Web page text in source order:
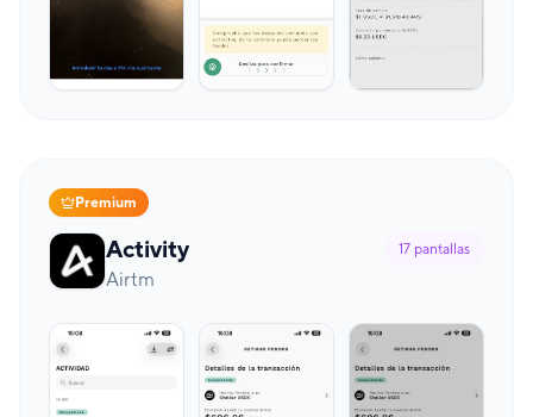
Premium
Activity
Airtm
17 pantallas